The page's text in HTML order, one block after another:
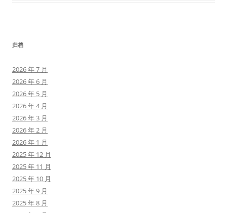
归档
2026 年 7 月
2026 年 6 月
2026 年 5 月
2026 年 4 月
2026 年 3 月
2026 年 2 月
2026 年 1 月
2025 年 12 月
2025 年 11 月
2025 年 10 月
2025 年 9 月
2025 年 8 月